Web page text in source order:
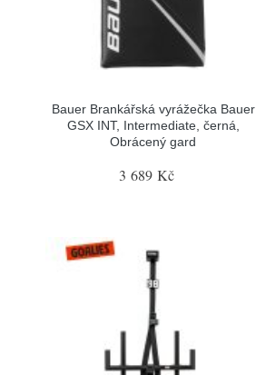
Bauer Brankářská vyrážečka Bauer
GSX INT, Intermediate, černá,
Obrácený gard
3 689 Kč